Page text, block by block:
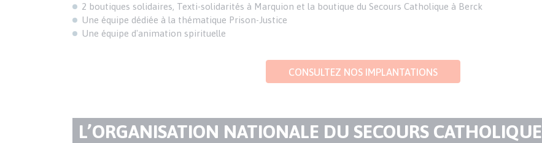
2 boutiques solidaires, Texti-solidarités à Marquion et la boutique du Secours Catholique à Berck
Une équipe dédiée à la thématique Prison-Justice
Une équipe d'animation spirituelle
CONSULTEZ NOS IMPLANTATIONS
TITRE
L’ORGANISATION NATIONALE DU SECOURS CATHOLIQUE